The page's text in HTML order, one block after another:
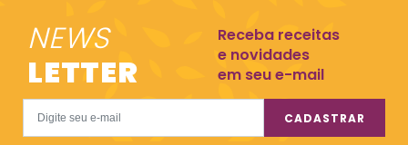
NEWS
LETTER
Receba receitas
e novidades
em seu e-mail
CADASTRAR